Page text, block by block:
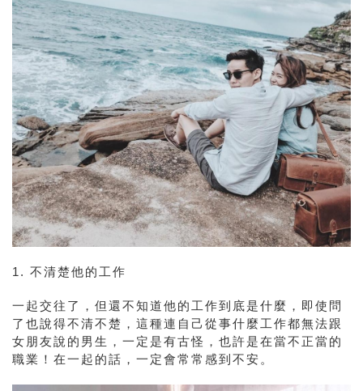
1. 不清楚他的工作
一起交往了，但還不知道他的工作到底是什麼，即使問
了也說得不清不楚，這種連自己從事什麼工作都無法跟
女朋友說的男生，一定是有古怪，也許是在當不正當的
職業！在一起的話，一定會常常感到不安。